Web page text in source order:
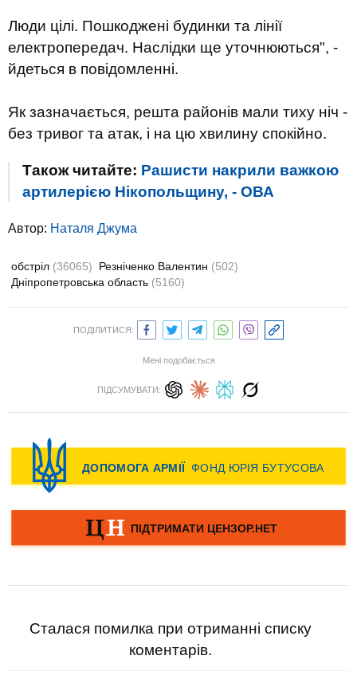
Люди цілі. Пошкоджені будинки та лінії
електропередач. Наслідки ще уточнюються", -
йдеться в повідомленні.
Як зазначається, решта районів мали тиху ніч -
без тривог та атак, і на цю хвилину спокійно.
Також читайте: Рашисти накрили важкою
артилерією Нікопольщину, - ОВА
Автор: Наталя Джума
обстріл (36065) Резніченко Валентин (502)
Дніпропетровська область (5160)
ПОДІЛИТИСЯ:
Мені подобається
ПІДСУМУВАТИ:
Сталася помилка при отриманні списку
коментарів.